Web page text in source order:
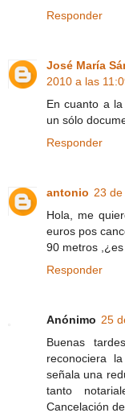
Responder
José María
2010 a las
En cuanto a
un sólo
Responder
antonio 23
Hola, me
euros pos
90 metros
Responder
Anónimo 25
Buenas
reconociera
señala una
tanto
Cancelación